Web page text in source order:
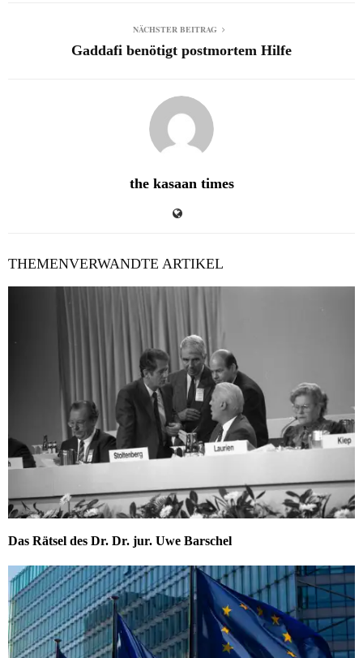
NÄCHSTER BEITRAG
Gaddafi benötigt postmortem Hilfe
the kasaan times
THEMENVERWANDTE ARTIKEL
Das Rätsel des Dr. Dr. jur. Uwe Barschel